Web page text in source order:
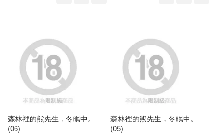
カガノミハチ(16) 柊咲(16)
谷川流(16) ナイロン(15)
ハースト婦人畫報社(23)
ZERO ONE STYLE.inc(20)
ハーパーコリンズ・ジャパン(19)
其他 (可複選)
現在可購買商品(2245)
作者/演唱/譯/編/繪(466)
森林裡的熊先生，冬眠中。
(06)
森林裡的熊先生，冬眠中。
(05)